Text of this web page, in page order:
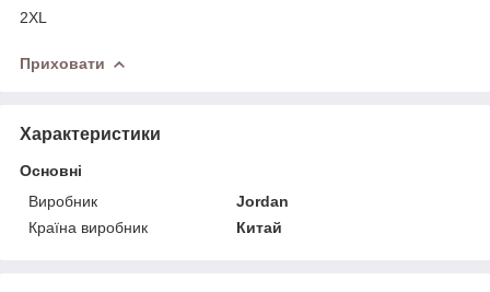
2XL
Приховати
Характеристики
Основні
Виробник
Jordan
Країна виробник
Китай